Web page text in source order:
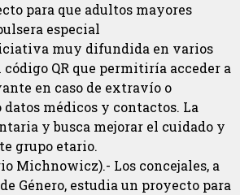
para que adultos mayores
especial
muy difundida en varios
código QR que permitiría acceder a
en caso de extravío o
datos médicos y contactos. La
y busca mejorar el cuidado y
grupo etario.
Michnowicz).- Los concejales, a
Género, estudia un proyecto para